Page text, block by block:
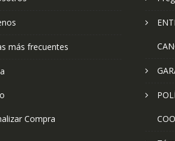
más frecuentes
Compra